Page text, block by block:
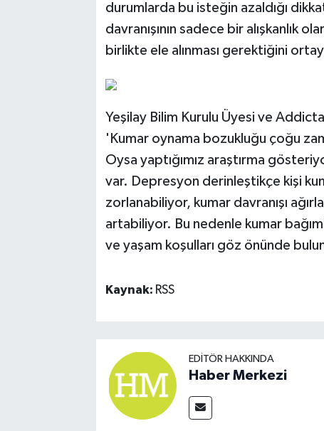
durumlarda bu isteğin azaldığı
davranışının sadece bir alışkanlık
birlikte ele alınması gerektiğini
Yeşilay Bilim Kurulu Üyesi ve
'Kumar oynama bozukluğu çoğu
Oysa yaptığımız araştırma
var. Depresyon derinleştikçe kişi
zorlanabiliyor, kumar davranışı
artabiliyor. Bu nedenle kumar
ve yaşam koşulları göz önünde
Kaynak: RSS
EDITÖR HAKKINDA
Haber Merkezi